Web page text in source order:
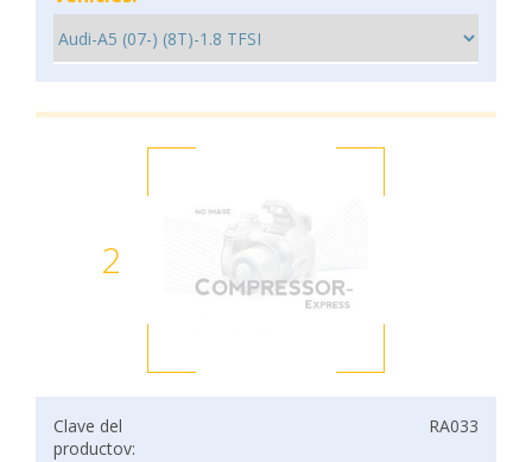
2
Clave del
productov:
RA033